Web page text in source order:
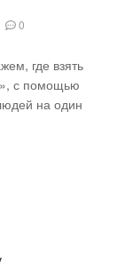
0
где взять
с помощью
на один